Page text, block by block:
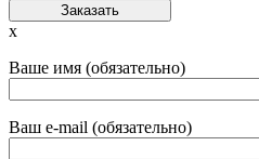
Заказать
x
Ваше имя (обязательно)
Ваш e-mail (обязательно)